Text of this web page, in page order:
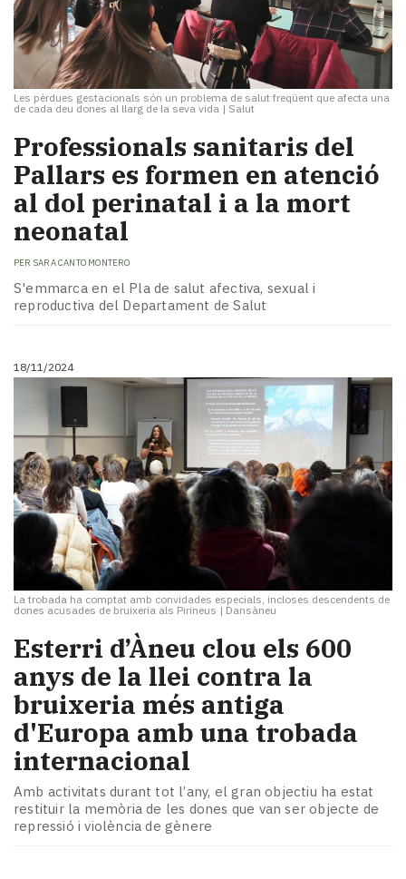
Les pèrdues gestacionals són un problema de salut freqüent que afecta una
de cada deu dones al llarg de la seva vida | Salut
Professionals sanitaris del
Pallars es formen en atenció
al dol perinatal i a la mort
neonatal
PER SARA CANTO MONTERO
S'emmarca en el Pla de salut afectiva, sexual i
reproductiva del Departament de Salut
18/11/2024
La trobada ha comptat amb convidades especials, incloses descendents de
dones acusades de bruixeria als Pirineus | Dansàneu
Esterri d’Àneu clou els 600
anys de la llei contra la
bruixeria més antiga
d'Europa amb una trobada
internacional
Amb activitats durant tot l’any, el gran objectiu ha estat
restituir la memòria de les dones que van ser objecte de
repressió i violència de gènere